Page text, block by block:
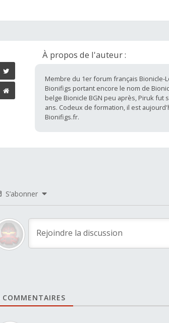
À propos de l'auteur :
Membre du 1er forum français Bionicle-
Bionifigs portant encore le nom de
belge Bionicle BGN peu après, Piruk fut
ans. Codeux de formation, il est
Bionifigs.fr.
S’abonner
COMMENTAIRES